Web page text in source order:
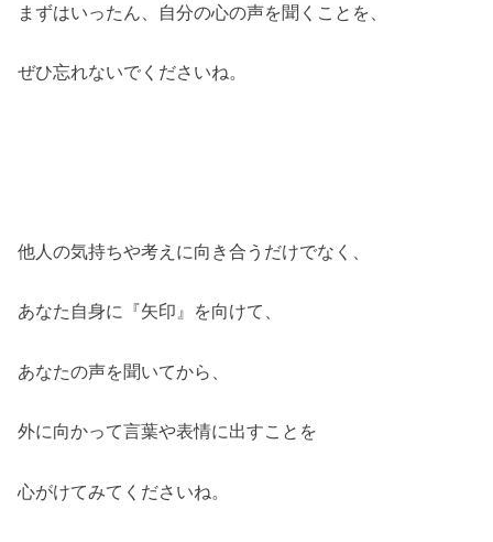
まずはいったん、自分の心の声を聞くことを、
ぜひ忘れないでくださいね。
他人の気持ちや考えに向き合うだけでなく、
あなた自身に『矢印』を向けて、
あなたの声を聞いてから、
外に向かって言葉や表情に出すことを
心がけてみてくださいね。